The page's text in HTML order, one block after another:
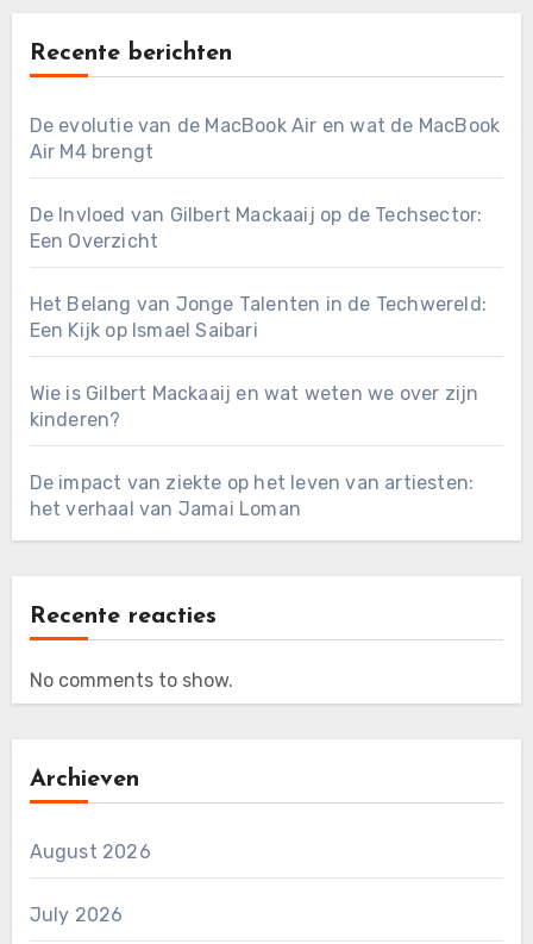
Recente berichten
De evolutie van de MacBook Air en wat de MacBook
Air M4 brengt
De Invloed van Gilbert Mackaaij op de Techsector:
Een Overzicht
Het Belang van Jonge Talenten in de Techwereld:
Een Kijk op Ismael Saibari
Wie is Gilbert Mackaaij en wat weten we over zijn
kinderen?
De impact van ziekte op het leven van artiesten:
het verhaal van Jamai Loman
Recente reacties
No comments to show.
Archieven
August 2026
July 2026